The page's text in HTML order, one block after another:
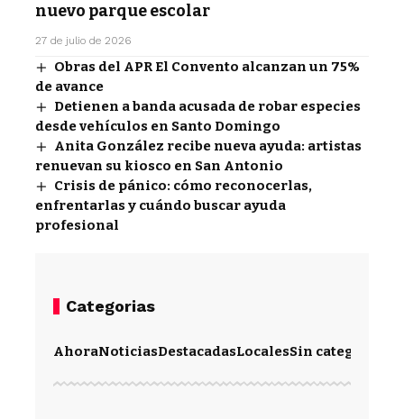
nuevo parque escolar
27 de julio de 2026
Obras del APR El Convento alcanzan un 75%
de avance
Detienen a banda acusada de robar especies
desde vehículos en Santo Domingo
Anita González recibe nueva ayuda: artistas
renuevan su kiosco en San Antonio
Crisis de pánico: cómo reconocerlas,
enfrentarlas y cuándo buscar ayuda
profesional
Categorias
AhoraNoticiasDestacadasLocalesSin categoría